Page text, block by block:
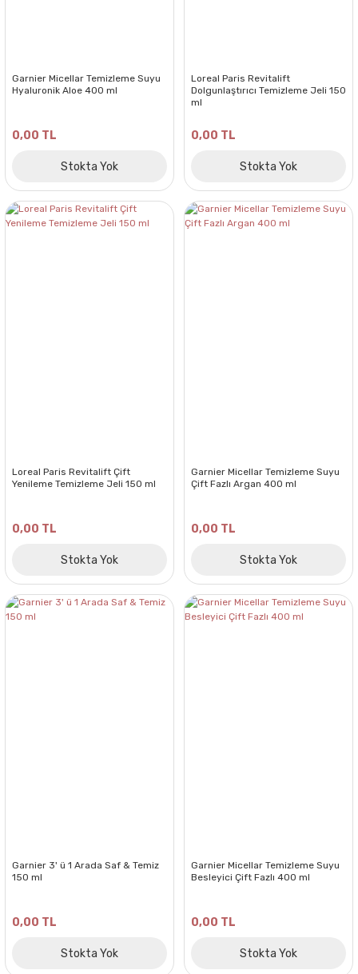
Garnier Micellar Temizleme Suyu
Hyaluronik Aloe 400 ml
0,00 TL
Stokta Yok
Loreal Paris Revitalift
Dolgunlaştırıcı Temizleme Jeli 150
ml
0,00 TL
Stokta Yok
Loreal Paris Revitalift Çift
Yenileme Temizleme Jeli 150 ml
0,00 TL
Stokta Yok
Garnier Micellar Temizleme Suyu
Çift Fazlı Argan 400 ml
0,00 TL
Stokta Yok
Garnier 3' ü 1 Arada Saf & Temiz
150 ml
0,00 TL
Stokta Yok
Garnier Micellar Temizleme Suyu
Besleyici Çift Fazlı 400 ml
0,00 TL
Stokta Yok